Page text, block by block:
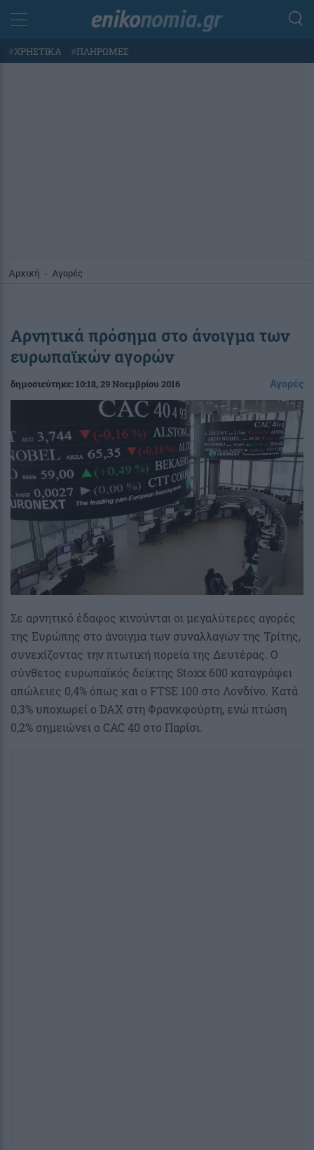
#ΧΡΗΣΤΙΚΑ #ΠΛΗΡΩΜΕΣ
Αρχική - Αγορές
Αρνητικά πρόσημα στο άνοιγμα των
ευρωπαϊκών αγορών
δημοσιεύτηκε:10:18, 29 Νοεμβρίου 2016 Αγορές
Σε αρνητικό έδαφος κινούνται οι μεγαλύτερες αγορές
της Ευρώπης στο άνοιγμα των συναλλαγών της Τρίτης,
συνεχίζοντας την πτωτική πορεία της Δευτέρας. Ο
σύνθετος ευρωπαϊκός δείκτης Stoxx 600 καταγράφει
απώλειες 0,4% όπως και ο FTSE 100 στο Λονδίνο. Κατά
0,3% υποχωρεί ο DAX στη Φρανκφούρτη, ενώ πτώση
0,2% σημειώνει ο CAC 40 στο Παρίσι.